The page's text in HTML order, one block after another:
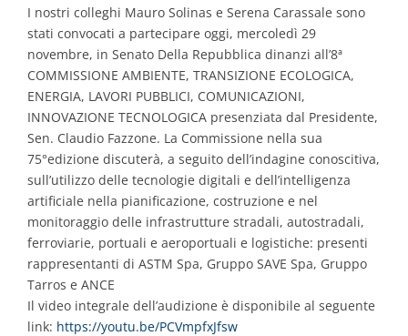
I nostri colleghi Mauro Solinas e Serena Carassale sono
stati convocati a partecipare oggi, mercoledì 29
novembre, in Senato Della Repubblica dinanzi all’8ª
COMMISSIONE AMBIENTE, TRANSIZIONE ECOLOGICA,
ENERGIA, LAVORI PUBBLICI, COMUNICAZIONI,
INNOVAZIONE TECNOLOGICA presenziata dal Presidente,
Sen. Claudio Fazzone. La Commissione nella sua
75°edizione discuterà, a seguito dell’indagine conoscitiva,
sull’utilizzo delle tecnologie digitali e dell’intelligenza
artificiale nella pianificazione, costruzione e nel
monitoraggio delle infrastrutture stradali, autostradali,
ferroviarie, portuali e aeroportuali e logistiche: presenti
rappresentanti di ASTM Spa, Gruppo SAVE Spa, Gruppo
Tarros e ANCE
Il video integrale dell’audizione è disponibile al seguente
link: https://youtu.be/PCVmpfxJfsw